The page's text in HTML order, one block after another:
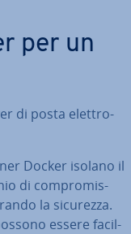
per un
di posta elet­tro­
Docker isolano il
di com­pro­mis­
la sicurezza.
essere fa­cil­